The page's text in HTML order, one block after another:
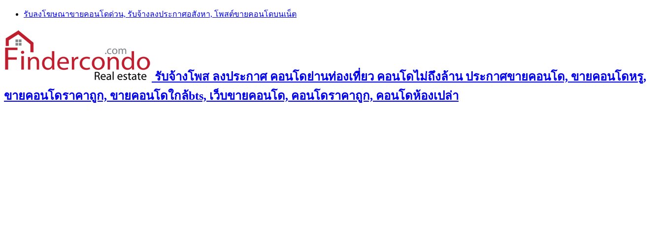
Skip
content
รับลงโฆษณาขายคอนโดด่วน, รับจ้างลงประกาศอสังหา, โพสต์ขายคอนโดบนเน็ต
รับจ้างโพส ลงประกาศ คอนโดย่านท่องเที่ยว คอนโดไม่ถึงล้าน ประกาศขายคอนโด, ขายคอนโดหรู,
ขายคอนโดราคาถูก, ขายคอนโดใกล้bts, เว็บขายคอนโด, คอนโดราคาถูก, คอนโดห้องเปล่า